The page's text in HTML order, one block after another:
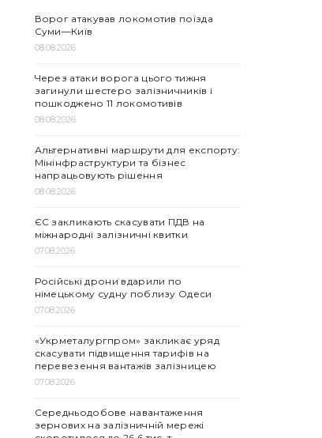
Ворог атакував локомотив поїзда
Суми—Київ
08.08.2026
Через атаки ворога цього тижня
загинули шестеро залізничників і
пошкоджено 11 локомотивів
08.08.2026
Альтернативні маршрути для експорту:
Мінінфраструктури та бізнес
напрацьовують рішення
08.08.2026
ЄС закликають скасувати ПДВ на
міжнародні залізничні квитки
07.08.2026
Російські дрони вдарили по
німецькому судну поблизу Одеси
07.08.2026
«Укрметалургпром» закликає уряд
скасувати підвищення тарифів на
перевезення вантажів залізницею
07.08.2026
Середньодобове навантаження
зернових на залізничній мережі